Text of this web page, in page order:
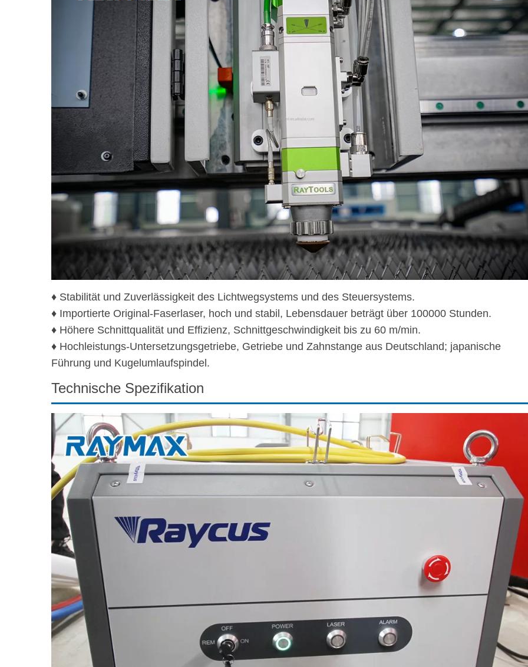
♦ Stabilität und Zuverlässigkeit des Lichtwegsystems und des Steuersystems.
♦ Importierte Original-Faserlaser, hoch und stabil, Lebensdauer beträgt über 100000 Stunden.
♦ Höhere Schnittqualität und Effizienz, Schnittgeschwindigkeit bis zu 60 m/min.
♦ Hochleistungs-Untersetzungsgetriebe, Getriebe und Zahnstange aus Deutschland; japanische
Führung und Kugelumlaufspindel.
Technische Spezifikation